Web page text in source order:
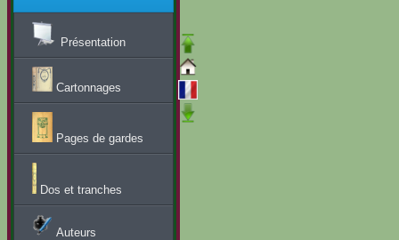
Présentation
Cartonnages
Pages de gardes
Dos et tranches
Auteurs